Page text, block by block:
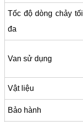
Tốc độ dòng chảy tối
đa
Van sử dụng
Vật liệu
Bảo hành